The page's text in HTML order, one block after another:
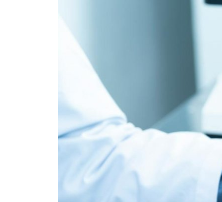
Brasseur d'air
Ventilateur fixe
Ventilateur industriel
Ventilateur de chantier
Ventilateur centrifuge
Ventilateur de sol
Ventilateur sur pied
Ventilateur de bureau
Ventilateur de table
Extracteur d'air mural
Extracteur d'air mural hélicoïde
Extracteur d'air mural centrifuge
Extracteur d'air mural ATEX
Extracteur d'air mural résidentiel